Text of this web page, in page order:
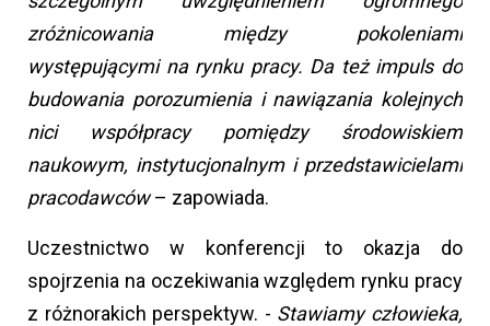
zróżnicowania między pokoleniami
występującymi na rynku pracy. Da też impuls do
budowania porozumienia i nawiązania kolejnych
nici współpracy pomiędzy środowiskiem
naukowym, instytucjonalnym i przedstawicielami
pracodawców– zapowiada.
Uczestnictwo w konferencji to okazja do
spojrzenia na oczekiwania względem rynku pracy
z różnorakich perspektyw. - Stawiamy człowieka,